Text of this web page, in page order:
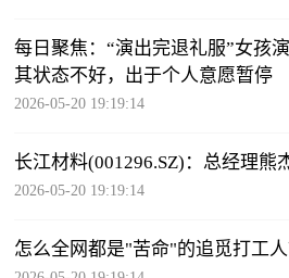
每日聚焦：“演出完退礼服”女孩
其状态不好，出于个人意愿暂停
2026-05-20 19:19:14
长江材料(001296.SZ)：总经理熊
2026-05-20 19:19:14
怎么全网都是"苦命"的追觅打工